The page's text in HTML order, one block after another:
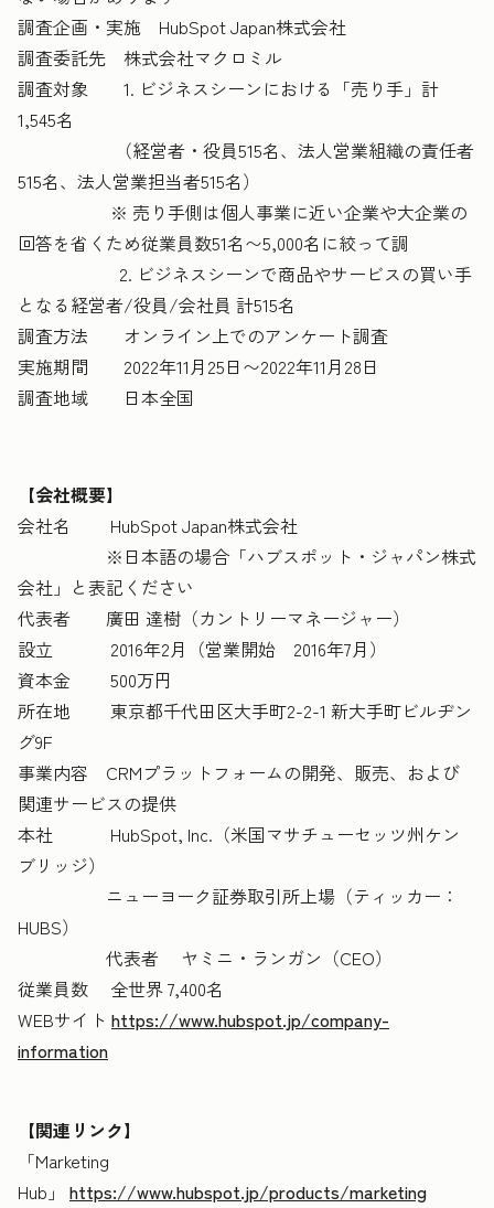
調査企画・実施 HubSpot Japan株式会社
調査委託先 株式会社マクロミル
調査対象 1. ビジネスシーンにおける「売り手」計
1,545名
（経営者・役員515名、法人営業組織の責任者
515名、法人営業担当者515名）
※ 売り手側は個人事業に近い企業や大企業の
回答を省くため従業員数51名〜5,000名に絞って調
2. ビジネスシーンで商品やサービスの買い手
となる経営者/役員/会社員 計515名
調査方法 オンライン上でのアンケート調査
実施期間 2022年11月25日〜2022年11月28日
調査地域 日本全国
【会社概要】
会社名 HubSpot Japan株式会社
※日本語の場合「ハブスポット・ジャパン株式
会社」と表記ください
代表者 廣田 達樹（カントリーマネージャー）
設立 2016年2月（営業開始 2016年7月）
資本金 500万円
所在地 東京都千代田区大手町2-2-1 新大手町ビルヂン
グ9F
事業内容 CRMプラットフォームの開発、販売、および
関連サービスの提供
本社 HubSpot, Inc.（米国マサチューセッツ州ケン
ブリッジ）
ニューヨーク証券取引所上場（ティッカー：
HUBS）
代表者 ヤミニ・ランガン（CEO）
従業員数 全世界 7,400名
WEBサイト https://www.hubspot.jp/company-
information
【関連リンク】
「Marketing
Hub」 https://www.hubspot.jp/products/marketing